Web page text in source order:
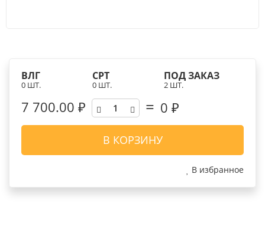
ВЛГ
0 ШТ.
СРТ
0 ШТ.
ПОД ЗАКАЗ
2 ШТ.
7 700.00 ₽ 0 ₽
В КОРЗИНУ
В избранное